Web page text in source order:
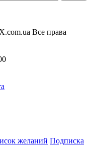
Все права
желаний Подписка